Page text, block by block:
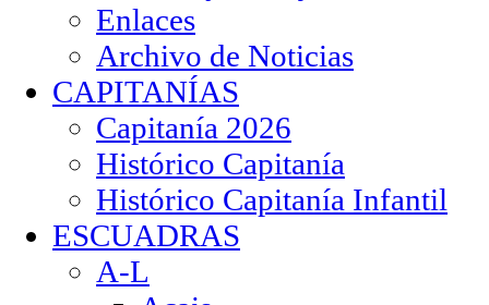
Enlaces
Archivo de Noticias
CAPITANÍAS
Capitanía 2026
Histórico Capitanía
Histórico Capitanía Infantil
ESCUADRAS
A-L